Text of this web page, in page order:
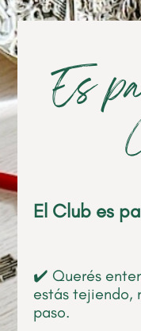
Es
El Club es
✔️ Querés
estás tejiendo,
paso.